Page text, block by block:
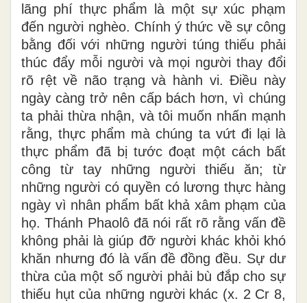
lãng phí thực phẩm là một sự xúc phạm
đến người nghèo. Chính ý thức về sự công
bằng đối với những người túng thiếu phải
thúc đẩy mỗi người và mọi người thay đổi
rõ rệt về não trạng và hành vi. Điều này
ngày càng trở nên cấp bách hơn, vì chúng
ta phải thừanhận, và tôi muốn nhấn mạnh
rằng, thực phẩm mà chúng ta vứt đi lại là
thực phẩm đã bị tước đoạt một cách bất
công từ tay những người thiếu ăn; từ
những người có quyền có lương thực hàng
ngày vì nhân phẩm bất khả xâm phạm của
họ. Thánh Phaolô đã nói rất rõ rằng vấn đề
không phải là giúp đỡ người khác khỏi khó
khăn nhưng đó là vấn đề đồng đều. Sự dư
thừa của một số người phải bù đắp cho sự
thiếu hụt của những người khác (x. 2 Cr 8,